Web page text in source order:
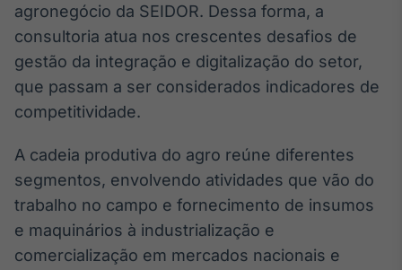
inteligente de
conteúdos
Broadcast
analisar fundos
de investimento
Em breve
agronegócio da SEIDOR. Dessa forma, a
consultoria atua nos crescentes desafios de
gestão da integração e digitalização do setor,
que passam a ser considerados indicadores de
competitividade.
A cadeia produtiva do agro reúne diferentes
segmentos, envolvendo atividades que vão do
trabalho no campo e fornecimento de insumos
e maquinários à industrialização e
comercialização em mercados nacionais e